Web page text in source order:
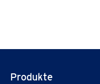
Produkte